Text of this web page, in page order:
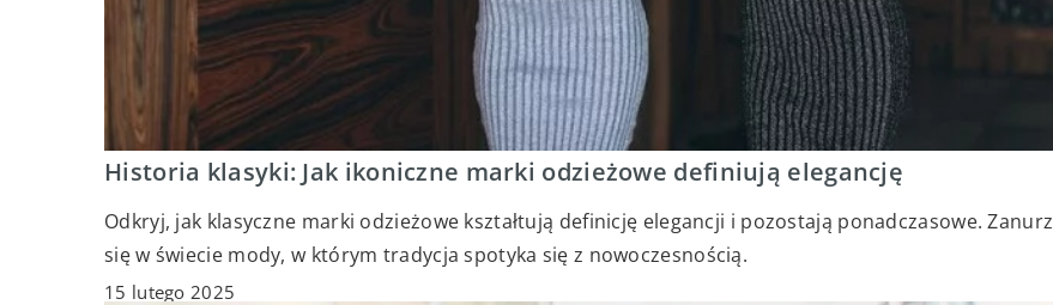
Historia klasyki: Jak ikoniczne marki odzieżowe definiują elegancję
Odkryj, jak klasyczne marki odzieżowe kształtują definicję elegancji i pozostają ponadczasowe. Zanurz
się w świecie mody, w którym tradycja spotyka się z nowoczesnością.
15 lutego 2025